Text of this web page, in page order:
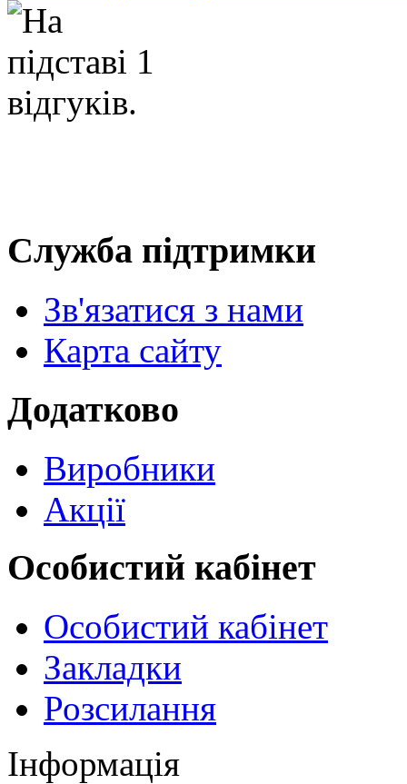
Служба підтримки
Зв'язатися з нами
Карта сайту
Додатково
Виробники
Акції
Особистий кабінет
Особистий кабінет
Закладки
Розсилання
Інформація